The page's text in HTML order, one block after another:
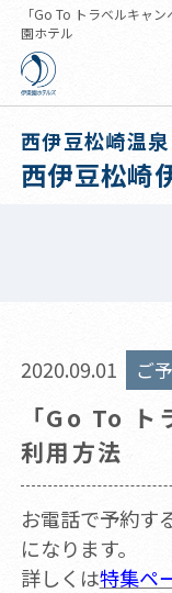
「Go To トラベルキャ
園ホテル
西伊豆松崎温
西伊豆松崎
2020.09.01 ご
「Go To ト
利用方法
お電話で予約す
になります。
詳しくは特集ペ